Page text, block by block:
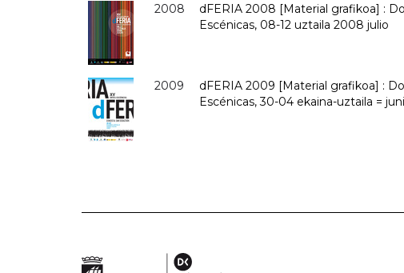
2008
dFERIA 2008 [Material grafikoa] :
Escénicas, 08-12 uztaila 2008 julio
2009
dFERIA 2009 [Material grafikoa] :
Escénicas, 30-04 ekaina-uztaila =